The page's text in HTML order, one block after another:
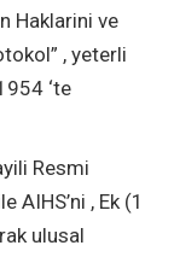
Haklarini ve
, yeterli
‘te
Resmi
AIHS’ni , Ek (1
ulusal